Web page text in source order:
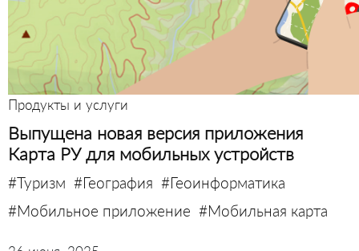
Продукты и услуги
Выпущена новая версия приложения
Карта РУ для мобильных устройств
#Туризм #География #Геоинформатика
#Мобильное приложение #Мобильная карта